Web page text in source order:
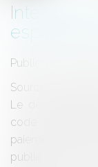
espèces
Publié le :
Source :
Le décret pris
code
paiement en
publié.Le